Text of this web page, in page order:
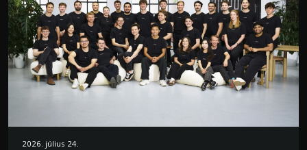
2026. július 24.